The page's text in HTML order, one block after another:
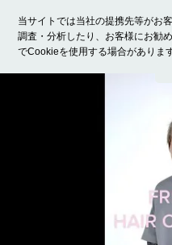
当サイトでは当社の提携先等がお
調査・分析したり、お客様にお勧
でCookieを使用する場合があります
ホーム モデル募集 ラン